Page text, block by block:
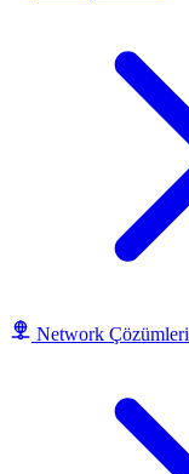
Network Çözümleri